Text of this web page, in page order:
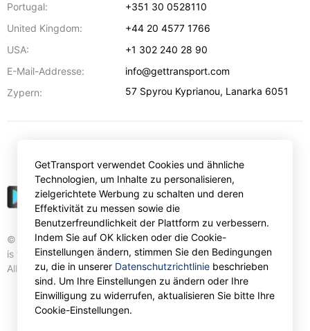
Portugal:
+351 30 0528110
United Kingdom:
+44 20 4577 1766
USA:
+1 302 240 28 90
E-Mail-Addresse:
info@gettransport.com
Zypern:
57 Spyrou Kyprianou, Lanarka 6051
© Gettransport International Limited. GetTransport®
is trademark of Gettransport International Limited.
All rights reserved.
GetTransport verwendet Cookies und ähnliche
Technologien, um Inhalte zu personalisieren,
zielgerichtete Werbung zu schalten und deren
Effektivität zu messen sowie die
Benutzerfreundlichkeit der Plattform zu verbessern.
Indem Sie auf OK klicken oder die Cookie-
Einstellungen ändern, stimmen Sie den Bedingungen
zu, die in unserer Datenschutzrichtlinie beschrieben
sind. Um Ihre Einstellungen zu ändern oder Ihre
Einwilligung zu widerrufen, aktualisieren Sie bitte Ihre
Cookie-Einstellungen.